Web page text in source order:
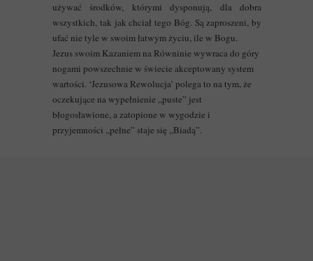
używać środków, którymi dysponują, dla dobra
wszystkich, tak jak chciał tego Bóg. Są zaproszeni, by
ufać nie tyle w swoim łatwym życiu, ile w Bogu.
Jezus swoim Kazaniem na Równinie wywraca do góry
nogami powszechnie w świecie akceptowany system
wartości. ‘Jezusowa Rewolucja’ polega to na tym, że
oczekujące na wypełnienie „puste” jest
błogosławione, a zatopione w wygodzie i
przyjemności „pełne” staje się „Biadą”.